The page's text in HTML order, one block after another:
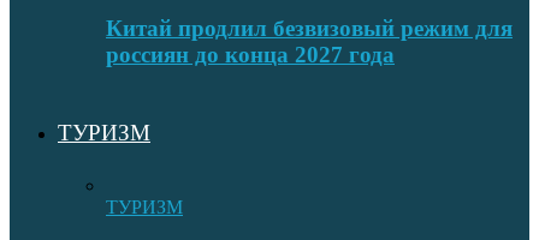
Китай продлил безвизовый режим для
россиян до конца 2027 года
ТУРИЗМ
ТУРИЗМ